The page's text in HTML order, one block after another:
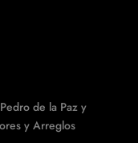
de la Paz y
y Arreglos